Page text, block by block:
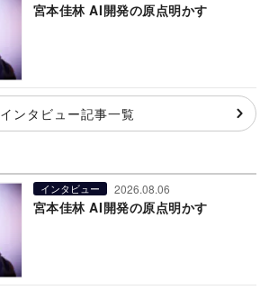
宮本佳林 AI開発の原点明かす
インタビュー記事一覧
インタビュー 2026.08.06
宮本佳林 AI開発の原点明かす